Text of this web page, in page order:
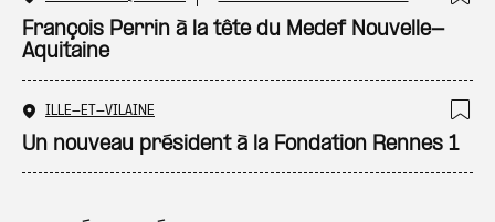
François Perrin à la tête du Medef Nouvelle-
Aquitaine
ILLE-ET-VILAINE
Un nouveau président à la Fondation Rennes 1